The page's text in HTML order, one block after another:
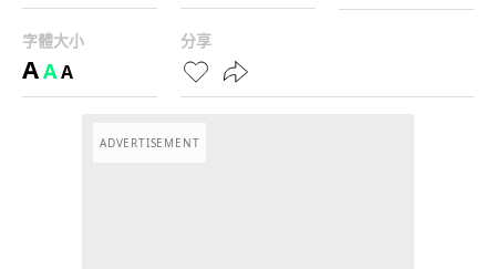
字體大小
AAA
分享
ADVERTISEMENT